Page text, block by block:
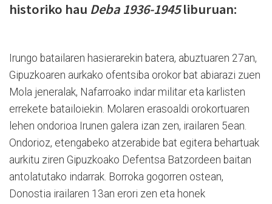
historiko hau Deba 1936-1945liburuan:
Irungo batailaren hasierarekin batera, abuztuaren 27an,
Gipuzkoaren aurkako ofentsiba orokor bat abiarazi zuen
Mola jeneralak, Nafarroako indar militar eta karlisten
errekete batailoiekin. Molaren erasoaldi orokortuaren
lehen ondorioa Irunen galera izan zen, irailaren 5ean.
Ondorioz, etengabeko atzerabide bat egitera behartuak
aurkitu ziren Gipuzkoako Defentsa Batzordeen baitan
antolatutako indarrak. Borroka gogorren ostean,
Donostia irailaren 13an erori zen eta honek